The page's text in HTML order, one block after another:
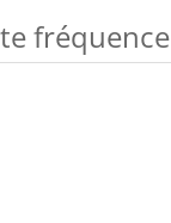
fréquence